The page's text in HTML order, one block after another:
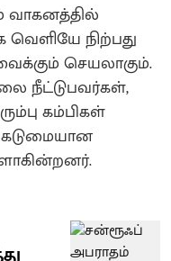
வாகனத்தில்
நிற்பது
செயலாகும்.
நீட்டுபவர்கள்,
கம்பிகள்